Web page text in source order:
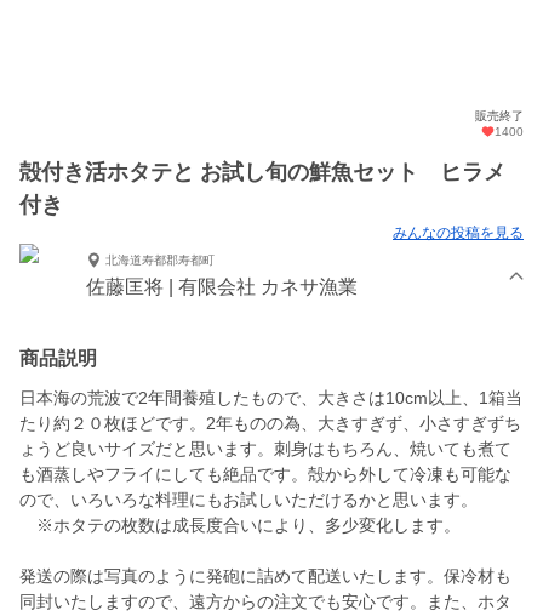
販売終了
1400
殻付き活ホタテと お試し旬の鮮魚セット ヒラメ
付き
みんなの投稿を見る
北海道寿都郡寿都町
佐藤匡将 | 有限会社 カネサ漁業
商品説明
日本海の荒波で2年間養殖したもので、大きさは10cm以上、1箱当
たり約２０枚ほどです。2年ものの為、大きすぎず、小さすぎずち
ょうど良いサイズだと思います。刺身はもちろん、焼いても煮て
も酒蒸しやフライにしても絶品です。殻から外して冷凍も可能な
ので、いろいろな料理にもお試しいただけるかと思います。
※ホタテの枚数は成長度合いにより、多少変化します。
発送の際は写真のように発砲に詰めて配送いたします。保冷材も
同封いたしますので、遠方からの注文でも安心です。また、ホタ